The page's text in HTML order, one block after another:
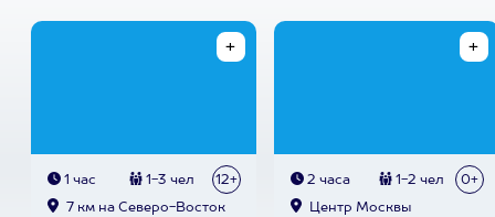
1 час 1-3 чел 12+
7 км на Северо-Восток
2 часа 1-2 чел 0+
Центр Москвы